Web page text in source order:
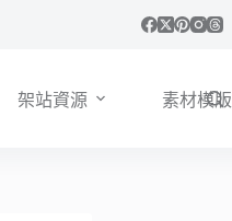
架站資源 素材模版